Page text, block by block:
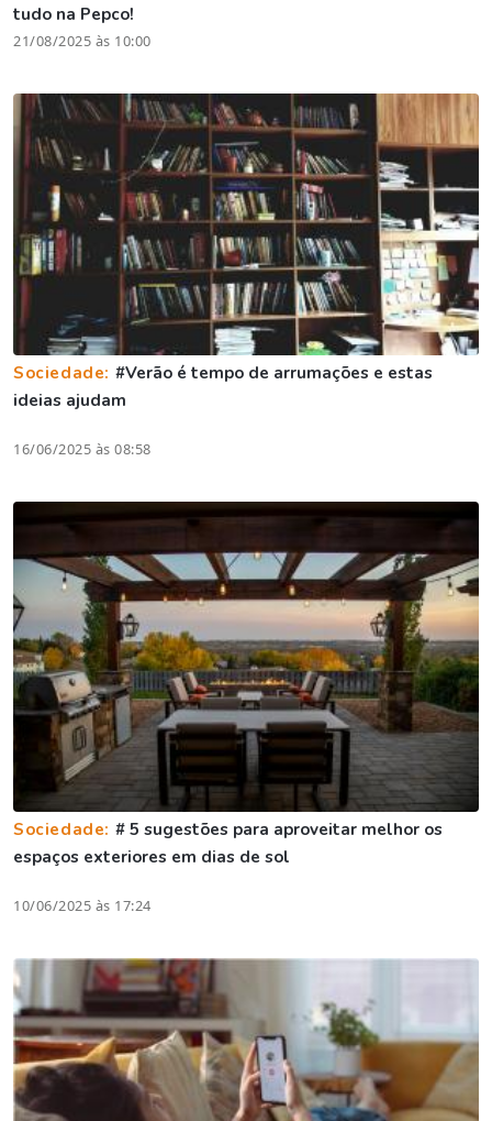
tudo na Pepco!
21/08/2025 às 10:00
Sociedade: #Verão é tempo de arrumações e estas
ideias ajudam
16/06/2025 às 08:58
Sociedade: # 5 sugestões para aproveitar melhor os
espaços exteriores em dias de sol
10/06/2025 às 17:24